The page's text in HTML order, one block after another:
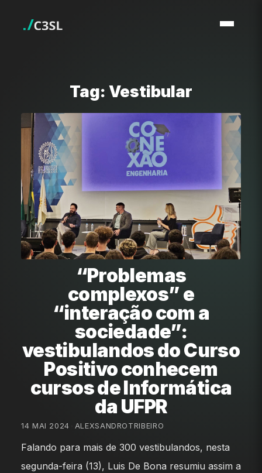
Tag: Vestibular
“Problemas
complexos” e
“interação com a
sociedade”:
vestibulandos do Curso
Positivo conhecem
cursos de Informática
da UFPR
14 MAI 2024 ALEXSANDROTRIBEIRO
Falando para mais de 300 vestibulandos, nesta
segunda-feira (13), Luis De Bona resumiu assim a